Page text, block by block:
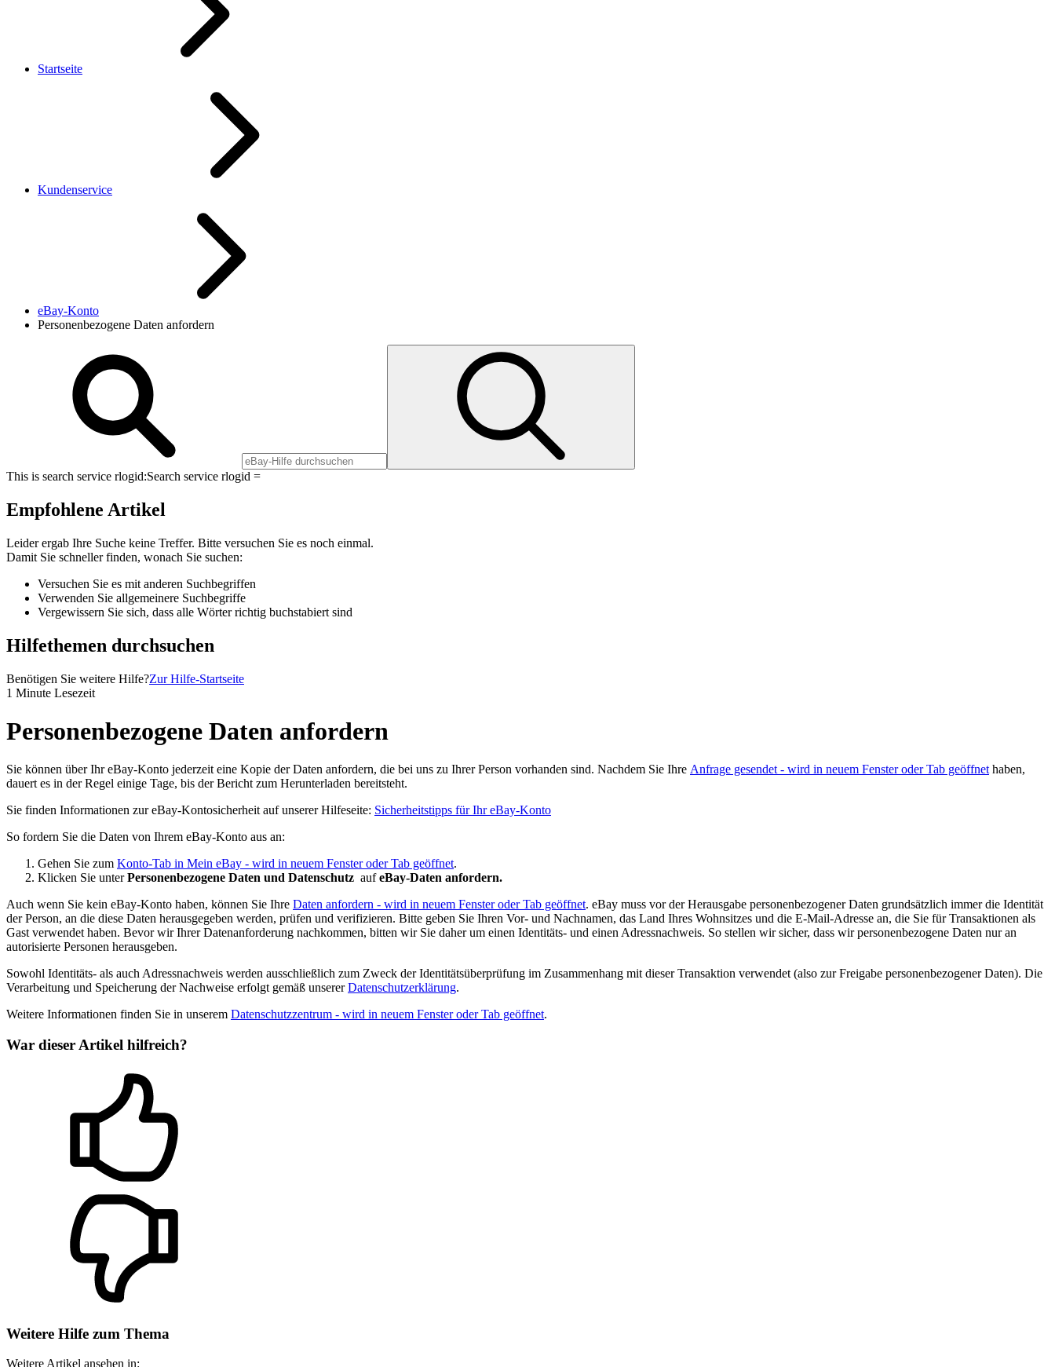
Startseite
Kundenservice
eBay-Konto
Personenbezogene Daten anfordern
This is search service rlogid:Search service rlogid =
Empfohlene Artikel
Leider ergab Ihre Suche keine Treffer. Bitte versuchen Sie es noch einmal.
Damit Sie schneller finden, wonach Sie suchen:
Versuchen Sie es mit anderen Suchbegriffen
Verwenden Sie allgemeinere Suchbegriffe
Vergewissern Sie sich, dass alle Wörter richtig buchstabiert sind
Hilfethemen durchsuchen
Benötigen Sie weitere Hilfe?Zur Hilfe-Startseite
1 Minute Lesezeit
Personenbezogene Daten anfordern
Sie können über Ihr eBay-Konto jederzeit eine Kopie der Daten anfordern, die bei uns zu Ihrer Person vorhanden sind. Nachdem Sie Ihre Anfrage gesendet- wird in neuem Fenster oder Tab geöffnethaben,
dauert es in der Regel einige Tage, bis der Bericht zum Herunterladen bereitsteht.
Sie finden Informationen zur eBay-Kontosicherheit auf unserer Hilfeseite: Sicherheitstipps für Ihr eBay-Konto
So fordern Sie die Daten von Ihrem eBay-Konto aus an:
Gehen Sie zum Konto-Tab in Mein eBay - wird in neuem Fenster oder Tab geöffnet.
Klicken Sie unterPersonenbezogene Daten und Datenschutz aufeBay-Daten anfordern.
Auch wenn Sie kein eBay-Konto haben, können Sie Ihre Daten anfordern - wird in neuem Fenster oder Tab geöffnet. eBay muss vor der Herausgabe personenbezogener Daten grundsätzlich immer die Identität
der Person, an die diese Daten herausgegeben werden, prüfen und verifizieren. Bitte geben Sie Ihren Vor- und Nachnamen, das Land Ihres Wohnsitzes und die E-Mail-Adresse an, die Sie für Transaktionen als
Gast verwendet haben. Bevor wir Ihrer Datenanforderung nachkommen, bitten wir Sie daher um einen Identitäts- und einen Adressnachweis. So stellen wir sicher, dass wir personenbezogene Daten nur an
autorisierte Personen herausgeben.
Sowohl Identitäts- als auch Adressnachweis werden ausschließlich zum Zweck der Identitätsüberprüfung im Zusammenhang mit dieser Transaktion verwendet (also zur Freigabe personenbezogener Daten). Die
Verarbeitung und Speicherung der Nachweise erfolgt gemäß unsererDatenschutzerklärung.
Weitere Informationen finden Sie in unserem Datenschutzzentrum - wird in neuem Fenster oder Tab geöffnet.
War dieser Artikel hilfreich?
Weitere Hilfe zum Thema
Weitere Artikel ansehen in: